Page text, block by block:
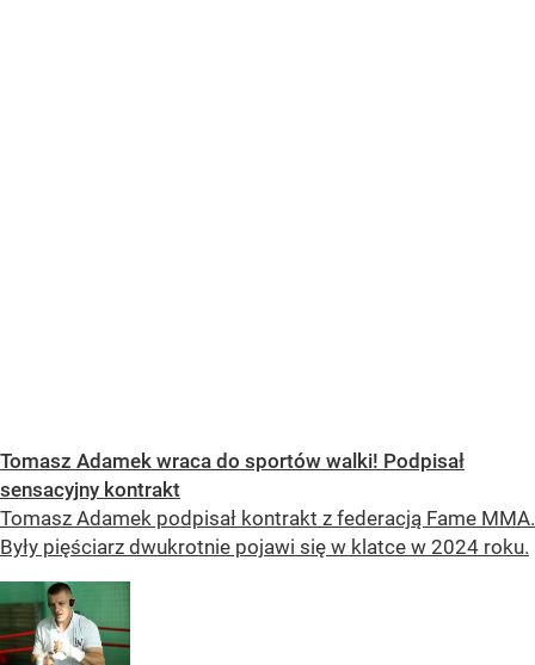
Tomasz Adamek wraca do sportów walki! Podpisał
sensacyjny kontrakt
Tomasz Adamek podpisał kontrakt z federacją Fame MMA.
Były pięściarz dwukrotnie pojawi się w klatce w 2024 roku.